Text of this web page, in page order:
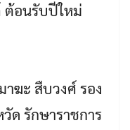
ต้อนรับปีใหม่
าฆะ สืบวงศ์ รอง
ด รักษาราชการ